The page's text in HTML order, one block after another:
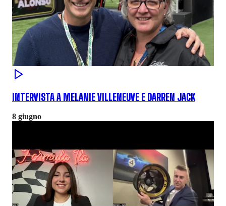
INTERVISTA A MELANIE VILLENEUVE E DARREN JACK
8 giugno